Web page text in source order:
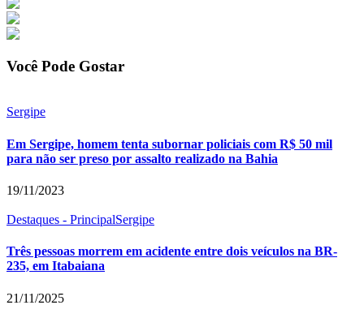
Você Pode Gostar
Sergipe
Em Sergipe, homem tenta subornar policiais com R$ 50 mil
para não ser preso por assalto realizado na Bahia
19/11/2023
Destaques - PrincipalSergipe
Três pessoas morrem em acidente entre dois veículos na BR-
235, em Itabaiana
21/11/2025